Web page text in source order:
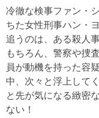
冷徹な検事ファン・
ちた女性刑事ハン・
追うのは、ある殺人
もちろん、警察や捜
員が動機を持った容
中、次々と浮上して
と先が気になる緻密
ない！